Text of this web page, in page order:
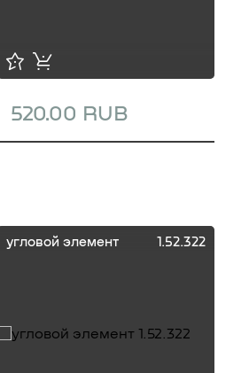
520.00 RUB
угловой элемент 1.52.322